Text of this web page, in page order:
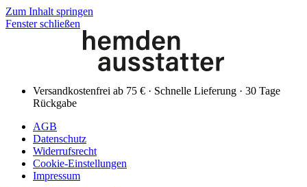
Zum Inhalt springen
Fenster schließen
Versandkostenfrei ab 75 € · Schnelle Lieferung · 30 Tage
Rückgabe
AGB
Datenschutz
Widerrufsrecht
Cookie-Einstellungen
Impressum